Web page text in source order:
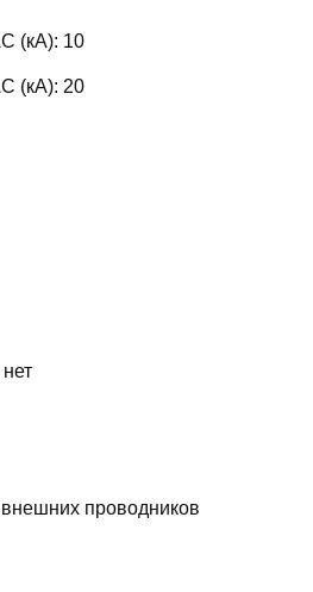
(кА): 10
(кА): 20
нет
проводников